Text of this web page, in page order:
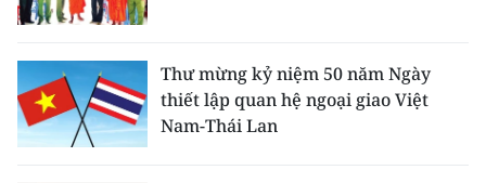
Thư mừng kỷ niệm 50 năm Ngày
thiết lập quan hệ ngoại giao Việt
Nam-Thái Lan